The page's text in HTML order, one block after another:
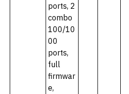
ports, 2
combo
100/10
00
ports,
full
firmwar
e,